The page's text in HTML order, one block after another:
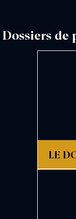
Dossiers de
LE